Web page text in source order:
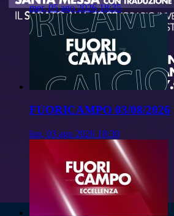
mer, 05 ago 2026 18:35
FUORICAMPO 03/08/2026
lun, 03 ago 2026 18:30